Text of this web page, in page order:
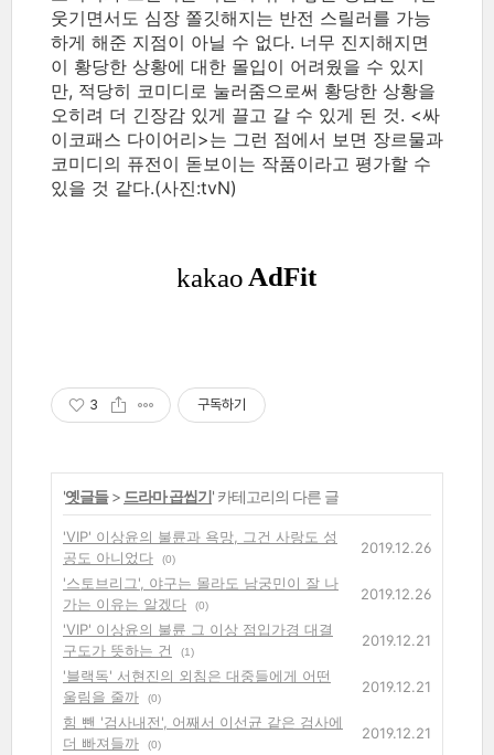
웃기면서도 심장 쫄깃해지는 반전 스릴러를 가능
하게 해준 지점이 아닐 수 없다. 너무 진지해지면
이 황당한 상황에 대한 몰입이 어려웠을 수 있지
만, 적당히 코미디로 눌러줌으로써 황당한 상황을
오히려 더 긴장감 있게 끌고 갈 수 있게 된 것. <싸
이코패스 다이어리>는 그런 점에서 보면 장르물과
코미디의 퓨전이 돋보이는 작품이라고 평가할 수
있을 것 같다.(사진:tvN)
3 구독하기
'옛글들> 드라마 곱씹기' 카테고리의 다른 글
'VIP' 이상윤의 불륜과 욕망, 그건 사랑도 성
공도 아니었다
(0)
2019.12.26
'스토브리그', 야구는 몰라도 남궁민이 잘 나
가는 이유는 알겠다
(0)
2019.12.26
'VIP' 이상윤의 불륜 그 이상 점입가경 대결
구도가 뜻하는 건
(1)
2019.12.21
'블랙독' 서현진의 외침은 대중들에게 어떤
울림을 줄까
(0)
2019.12.21
힘 뺀 '검사내전', 어째서 이선균 같은 검사에
더 빠져들까
(0)
2019.12.21